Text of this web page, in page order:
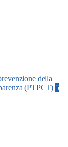
della
(PTPCT) 5